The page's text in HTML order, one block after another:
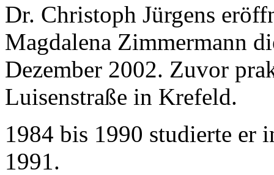
Dr. Christoph Jürgens
Magdalena Zimmermann
Dezember 2002. Zuvor
Luisenstraße in Krefeld.
1984 bis 1990 studierte er
1991.